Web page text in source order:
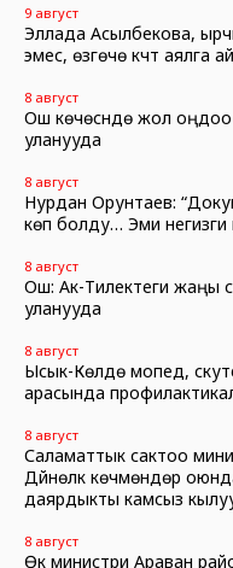
9 август
Эллада Асылбекова,
эмес, өзгөчө күчтүү аялга
8 август
Ош көчөсүндө жол оңдоо
уланууда
8 август
Нурдан Орунтаев:
көп болду… Эми
8 август
Ош: Ак-Тилектеги жаңы
уланууда
8 август
Ысык-Көлдө мопед,
арасында профилактикалык
8 август
Саламаттык сактоо
Дүйнөлүк көчмөндөр
даярдыкты камсыз
8 август
Өк министри Араван